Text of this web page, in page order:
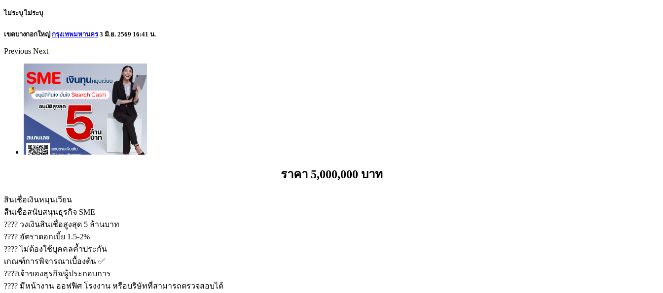
ไม่ระบุ ไม่ระบุ
เขตบางกอกใหญ่ กรุงเทพมหานคร 3 มิ.ย. 2569 16:41 น.
Previous Next
ราคา 5,000,000 บาท
สินเชื่อเงินหมุนเวียน
สืนเชื่อสนับสนุนธุรกิจ SME
???? วงเงินสินเชื่อสูงสุด 5 ล้านบาท
???? อัตราดอกเบี้ย 1.5-2%
???? ไม่ต้องใช้บุคคลค้ำประกัน
เกณฑ์การพิจารณาเบื้องต้น ✅
????เจ้าของธุรกิจ/ผู้ประกอบการ
???? มีหน้างาน ออฟฟิศ โรงงาน หรือบริษัทที่สามารถตรวจสอบได้